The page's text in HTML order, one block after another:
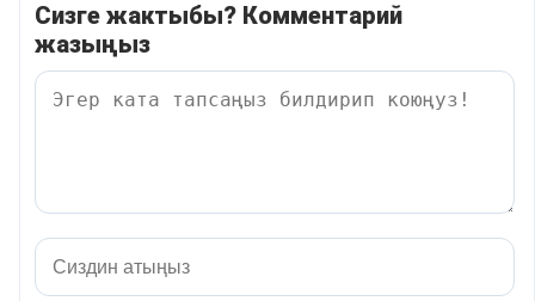
Сизге жактыбы? Комментарий
жазыңыз